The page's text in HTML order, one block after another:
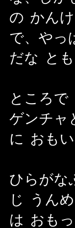
の かん
で、やっ
だな と
ところ
ゲンチャ
に おもい
ひらがな
じ うん
は おもっ